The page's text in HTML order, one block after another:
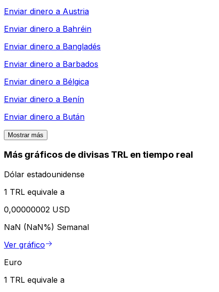
Enviar dinero a Austria
Enviar dinero a Bahréin
Enviar dinero a Bangladés
Enviar dinero a Barbados
Enviar dinero a Bélgica
Enviar dinero a Benín
Enviar dinero a Bután
Mostrar más
Más gráficos de divisas TRL en tiempo real
Dólar estadounidense
1 TRL equivale a
0,00000002 USD
NaN (NaN%) Semanal
Ver gráfico
Euro
1 TRL equivale a